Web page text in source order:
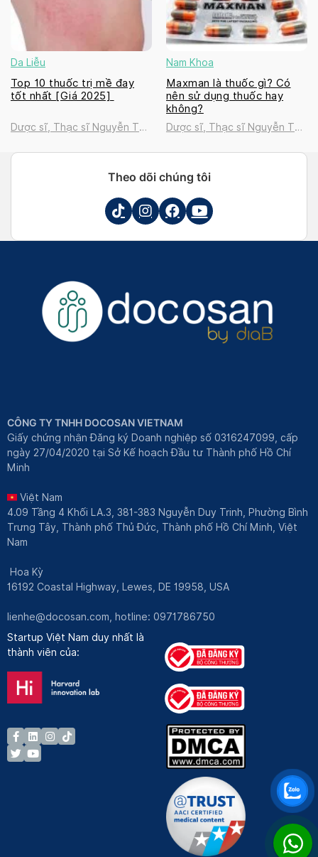
Da Liễu
Top 10 thuốc trị mề đay
tốt nhất [Giá 2025]
Dược sĩ, Thạc sĩ Nguyễn Thị
Nam Khoa
Maxman là thuốc gì? Có
nên sử dụng thuốc hay
không?
Dược sĩ, Thạc sĩ Nguyễn Thị
Theo dõi chúng tôi
CÔNG TY TNHH DOCOSAN VIETNAM
Giấy chứng nhận Đăng ký Doanh nghiệp số 0316247099, cấp
ngày 27/04/2020 tại Sở Kế hoạch Đầu tư Thành phố Hồ Chí
Minh
Việt Nam
4.09 Tầng 4 Khối LA.3, 381-383 Nguyễn Duy Trinh, Phường Bình
Trưng Tây, Thành phố Thủ Đức, Thành phố Hồ Chí Minh, Việt
Nam
Hoa Kỳ
16192 Coastal Highway, Lewes, DE 19958, USA
lienhe@docosan.com , hotline: 0971786750
Startup Việt Nam duy nhất là
thành viên của: